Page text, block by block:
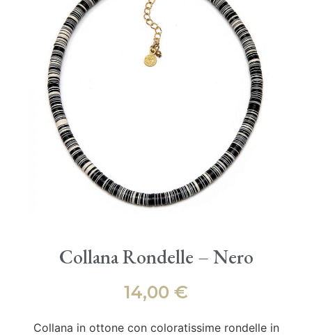
Collana Rondelle – Nero
14,00 €
Collana in ottone con coloratissime rondelle in